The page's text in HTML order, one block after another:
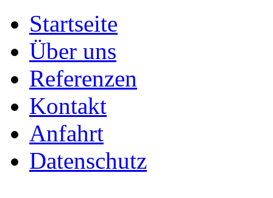
Startseite
Über uns
Referenzen
Kontakt
Anfahrt
Datenschutz